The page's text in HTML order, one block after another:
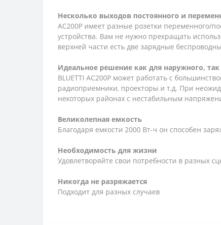
Несколько выходов постоянного и
AC200P имеет разные розетки переменного/
устройства. Вам не нужно прекращать
верхней части есть две зарядные
Идеальное решение как для наружного,
BLUETTI AC200P может работать с
радиоприемники, проекторы и т.д. При
некоторых районах с нестабильным
Великолепная емкость
Благодаря емкости 2000 Вт-ч он способен
Необходимость для жизни
Удовлетворяйте свои потребности в разных
Никогда не разряжается
Подходит для разных случаев